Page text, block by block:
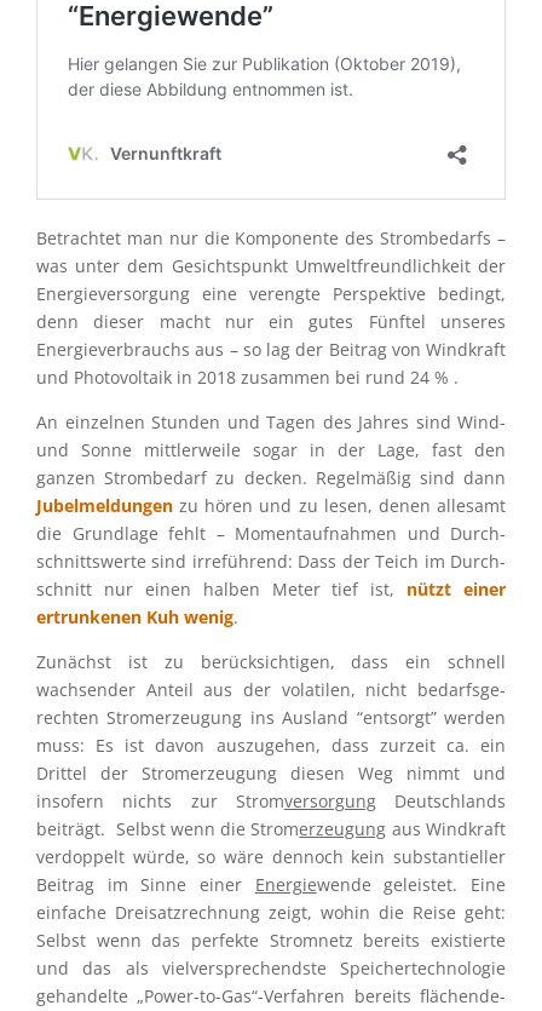
Betrach­tet man nur die Kompo­nente des Strom­be­darfs –
was unter dem Gesichts­punkt Umwelt­freund­lich­keit der
Energie­ver­sor­gung eine verengte Perspek­tive bedingt,
denn dieser macht nur ein gutes Fünftel unseres
Energie­ver­brauchs aus – so lag der Beitrag von Windkraft
und Photo­vol­taik in 2018 zusam­men bei rund 24 % .
An einzel­nen Stunden und Tagen des Jahres sind Wind-
und Sonne mittler­weile sogar in der Lage, fast den
ganzen Strom­be­darf zu decken. Regel­mä­ßig sind dann
Jubel­mel­dun­gen zu hören und zu lesen, denen allesamt
die Grund­lage fehlt – Moment­auf­nah­men und Durch­
schnitts­werte sind irrefüh­rend: Dass der Teich im Durch­
schnitt nur einen halben Meter tief ist, nützt einer
ertrun­ke­nen Kuh wenig.
Zunächst ist zu berück­sich­ti­gen, dass ein schnell
wachsen­der Anteil aus der volati­len, nicht bedarfs­ge­
rech­ten Strom­erzeu­gung ins Ausland “entsorgt” werden
muss: Es ist davon auszu­ge­hen, dass zurzeit ca. ein
Drittel der Strom­erzeu­gung diesen Weg nimmt und
insofern nichts zur Stromversor­gungDeutsch­lands
beiträgt. Selbst wenn die Stromerzeu­gung aus Windkraft
verdop­pelt würde, so wäre dennoch kein substan­ti­el­ler
Beitrag im Sinne einer Energiewende geleis­tet. Eine
einfa­che Dreisatz­rech­nung zeigt, wohin die Reise geht:
Selbst wenn das perfekte Strom­netz bereits existierte
und das als vielver­spre­chendste Speicher­tech­no­lo­gie
gehan­delte „Power-to-Gas“-Verfahren bereits flächen­de­